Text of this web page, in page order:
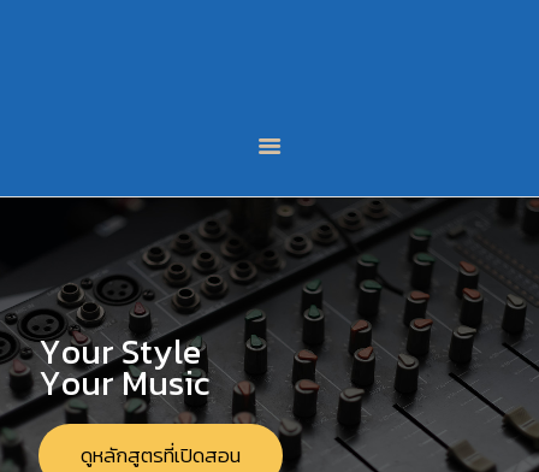
ติดต่อเรา
LINE
FACEBOOK
YourStyle
YourMusic
ดูหลักสูตรที่เปิดสอน